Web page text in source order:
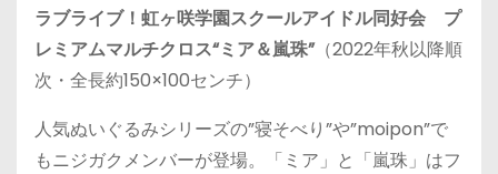
ラブライブ！虹ヶ咲学園スクールアイドル同好会 プ
レミアムマルチクロス“ミア＆嵐珠”（2022年秋以降順
次・全長約150×100センチ）
人気ぬいぐるみシリーズの”寝そべり”や”moipon”で
もニジガクメンバーが登場。「ミア」と「嵐珠」はフ